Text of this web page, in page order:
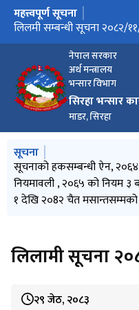
नेपाल सरकार
अर्थ मन्त्रालय
भन्सार विभाग
सिरहा भन्सार
माडर, सिरहा
मुख्य नेभिगेसनमा जानुहोस्
महत्त्वपूर्ण सूचना
सवारी सधानको लिलाम सम्बन्धी
लिलमी सम्बन्धी सूचना २०८२/
लिलाम २०८२-१०-०८
हकदाबी सूचना २०८२-१०-०६
मुख्य नेभिगेसनमा जानुहोस्
सूचना
लिलमी सम्बन्धी सूचना २०८२/
सूचनाको हकसम्बन्धी ऐन,
नियमावली , २०६५ को नियम ३
१ देखि २०8२ चैत मसान्तसम्मको
लिलामी सूचना
२९ जेठ, २०८३